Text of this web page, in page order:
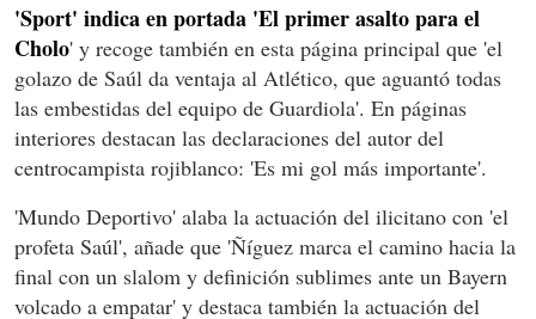
'Sport' indica en portada 'El primer asalto para el
Cholo' y recoge también en esta página principal que 'el
golazo de Saúl da ventaja al Atlético, que aguantó todas
las embestidas del equipo de Guardiola'. En páginas
interiores destacan las declaraciones del autor del
centrocampista rojiblanco: 'Es mi gol más importante'.
'Mundo Deportivo' alaba la actuación del ilicitano con 'el
profeta Saúl', añade que 'Ñíguez marca el camino hacia la
final con un slalom y definición sublimes ante un Bayern
volcado a empatar' y destaca también la actuación del